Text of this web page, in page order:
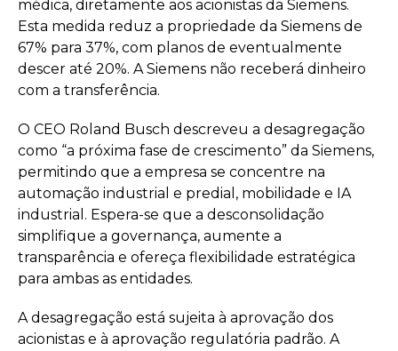
médica, diretamente aos acionistas da Siemens.
Esta medida reduz a propriedade da Siemens de
67% para 37%, com planos de eventualmente
descer até 20%. A Siemens não receberá dinheiro
com a transferência.
O CEO Roland Busch descreveu a desagregação
como “a próxima fase de crescimento” da Siemens,
permitindo que a empresa se concentre na
automação industrial e predial, mobilidade e IA
industrial. Espera-se que a desconsolidação
simplifique a governança, aumente a
transparência e ofereça flexibilidade estratégica
para ambas as entidades.
A desagregação está sujeita à aprovação dos
acionistas e à aprovação regulatória padrão. A